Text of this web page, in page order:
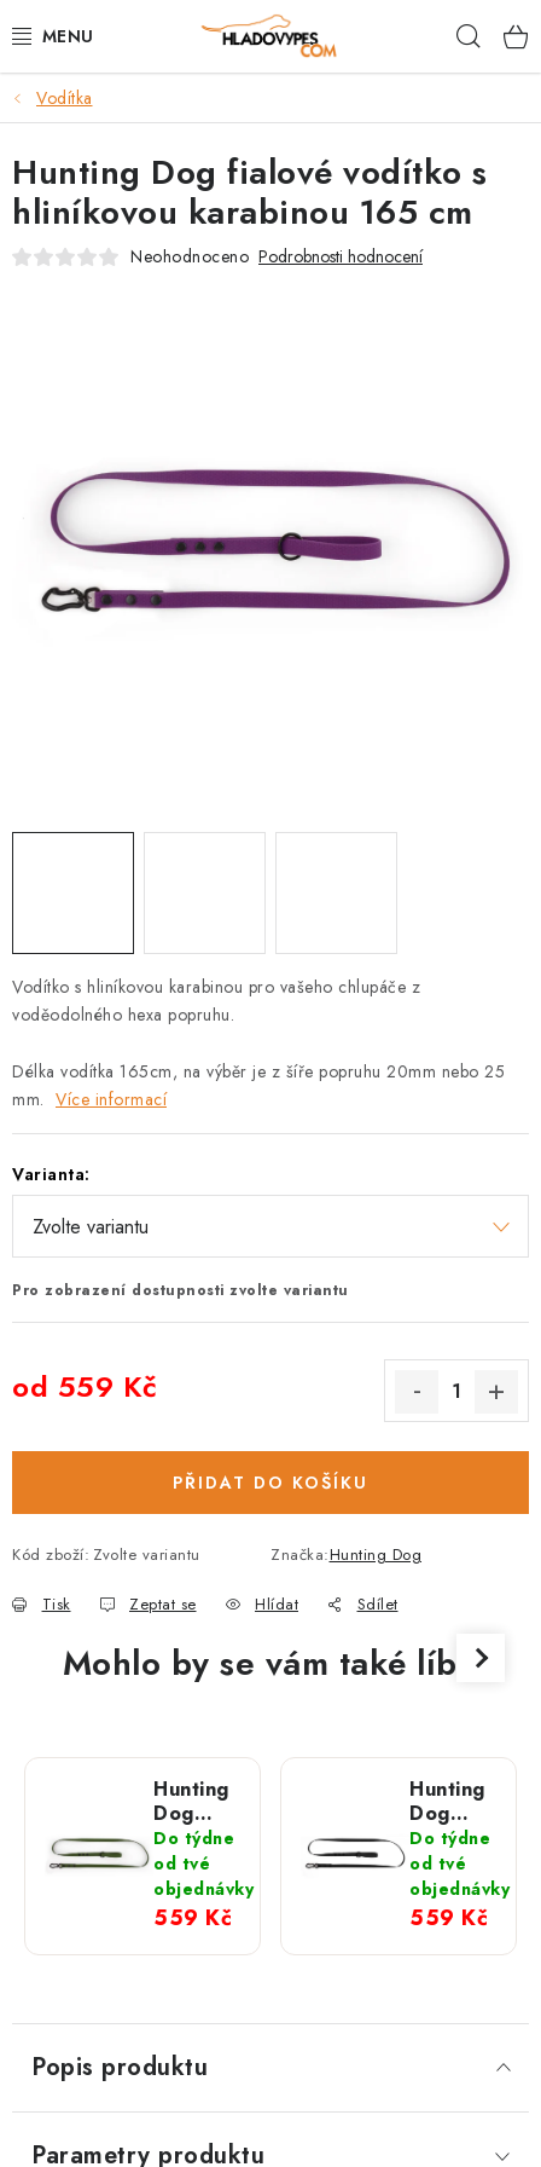
na
POTŘEBY PRO PSY
TAMI PŘEPRAVNÍ BOXY
SPORT SE PSEM
ZNAČKY
PRODEJNA
BLOG
Výměna, vrácení a reklamace
Obchodní podmínky
FAQ
Vodítka
Vodítko s hliníkovou karabinou pro vašeho chlupáče z
voděodolného hexa popruhu.
Délka vodítka 165cm, na výběr je z šíře popruhu 20mm nebo 25
mm. Více informací
Varianta:
Pro zobrazení dostupnosti zvolte variantu
od 559 Kč
PŘIDAT DO KOŠÍKU
Kód zboží: Zvolte variantu Značka:Hunting Dog
Tisk Zeptat se Hlídat Sdílet
Hunting Dog fialové vodítko s
hliníkovou karabinou 165 cm
Neohodnoceno Podrobnosti hodnocení
Mohlo by se vám také líbit
Hunting
Dog
olivové
vodítko
s
hliníkovou
karabinou
165 cm
Do týdne
od tvé
objednávky
559 Kč
Hunting
Dog
černé
vodítko
s
hliníkovou
karabinou
165 cm
Do týdne
od tvé
objednávky
559 Kč
Popis produktu
Parametry produktu